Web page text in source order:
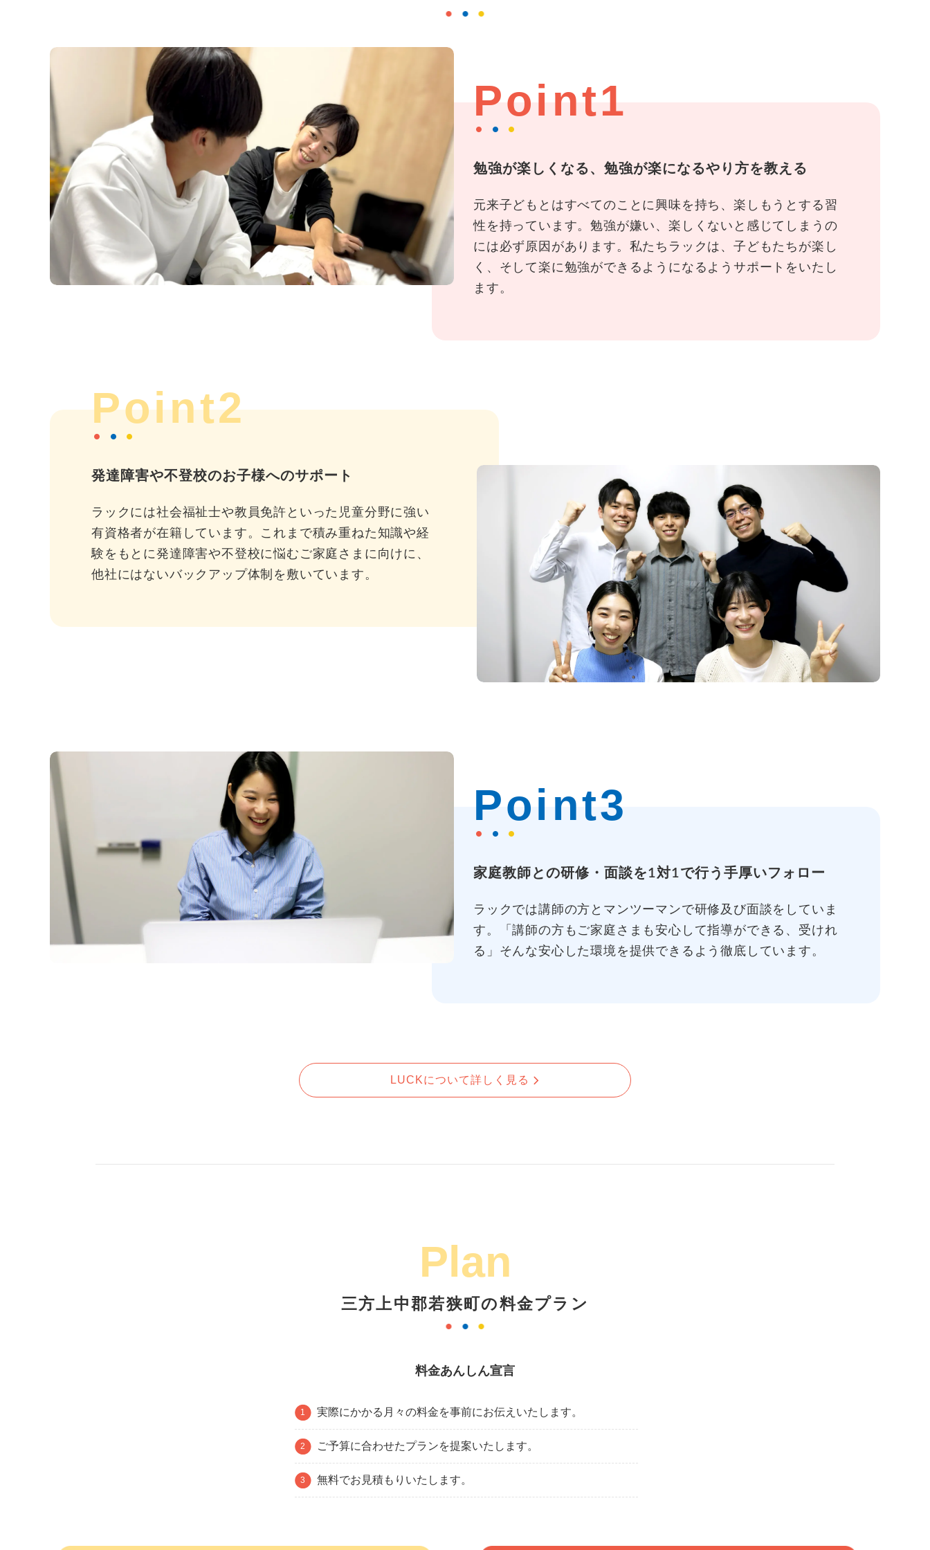
Point1
勉強が楽しくなる、勉強が楽になるやり方を教える
元来子どもとはすべてのことに興味を持ち、楽しもうとする習
性を持っています。勉強が嫌い、楽しくないと感じてしまうの
には必ず原因があります。私たちラックは、子どもたちが楽し
く、そして楽に勉強ができるようになるようサポートをいたし
ます。
Point2
発達障害や不登校のお子様へのサポート
ラックには社会福祉士や教員免許といった児童分野に強い
有資格者が在籍しています。これまで積み重ねた知識や経
験をもとに発達障害や不登校に悩むご家庭さまに向けに、
他社にはないバックアップ体制を敷いています。
Point3
家庭教師との研修・面談を1対1で行う手厚いフォロー
ラックでは講師の方とマンツーマンで研修及び面談をしていま
す。「講師の方もご家庭さまも安心して指導ができる、受けれ
る」そんな安心した環境を提供できるよう徹底しています。
LUCKについて詳しく見る
Plan
三方上中郡若狭町の料金プラン
料金あんしん宣言
実際にかかる月々の料金を事前にお伝えいたします。
ご予算に合わせたプランを提案いたします。
無料でお見積もりいたします。